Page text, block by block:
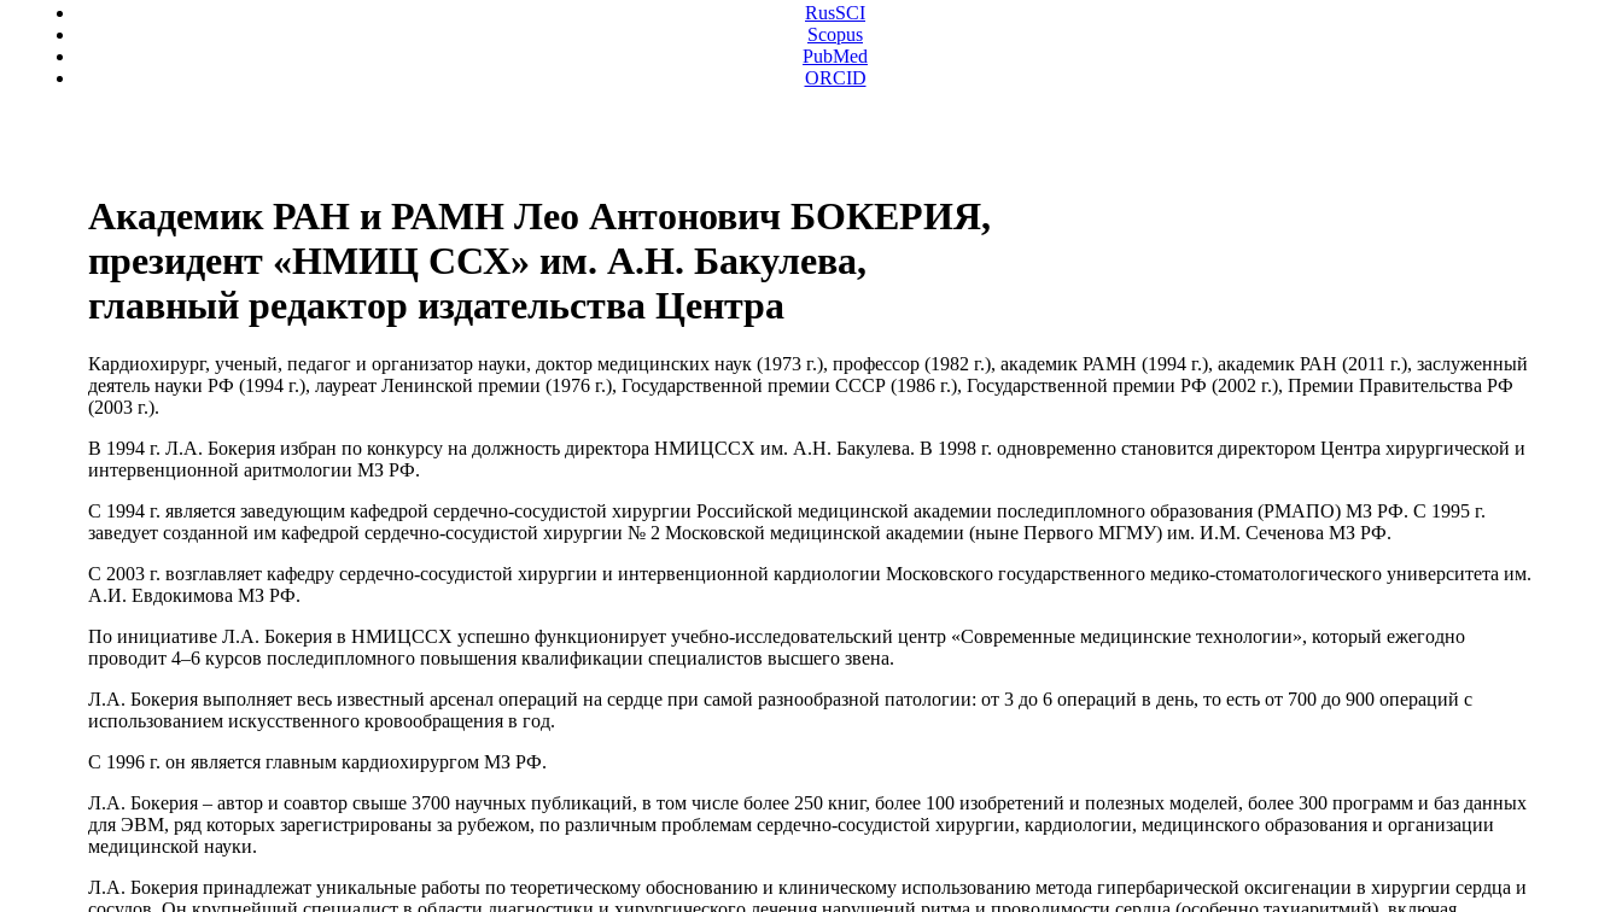
RusSCI
Scopus
PubMed
ORCID
Академик РАН и РАМН Лео Антонович БОКЕРИЯ,
президент «НМИЦ ССХ» им. А.Н. Бакулева,
главный редактор издательства Центра
Кардиохирург, ученый, педагог и организатор науки, доктор медицинских наук (1973 г.), профессор (1982 г.), академик РАМН (1994 г.), академик РАН (2011 г.), заслуженный
деятель науки РФ (1994 г.), лауреат Ленинской премии (1976 г.), Государственной премии СССР (1986 г.), Государственной премии РФ (2002 г.), Премии Правительства РФ
(2003 г.).
В 1994 г. Л.А. Бокерия избран по конкурсу на должность директора НМИЦССХ им. А.Н. Бакулева. В 1998 г. одновременно становится директором Центра хирургической и
интервенционной аритмологии МЗ РФ.
С 1994 г. является заведующим кафедрой сердечно-сосудистой хирургии Российской медицинской академии последипломного образования (РМАПО) МЗ РФ. С 1995 г.
заведует созданной им кафедрой сердечно-сосудистой хирургии № 2 Московской медицинской академии (ныне Первого МГМУ) им. И.М. Сеченова МЗ РФ.
С 2003 г. возглавляет кафедру сердечно-сосудистой хирургии и интервенционной кардиологии Московского государственного медико-стоматологического университета им.
А.И. Евдокимова МЗ РФ.
По инициативе Л.А. Бокерия в НМИЦССХ успешно функционирует учебно-исследовательский центр «Современные медицинские технологии», который ежегодно
проводит 4–6 курсов последипломного повышения квалификации специалистов высшего звена.
Л.А. Бокерия выполняет весь известный арсенал операций на сердце при самой разнообразной патологии: от 3 до 6 операций в день, то есть от 700 до 900 операций с
использованием искусственного кровообращения в год.
С 1996 г. он является главным кардиохирургом МЗ РФ.
Л.А. Бокерия – автор и соавтор свыше 3700 научных публикаций, в том числе более 250 книг, более 100 изобретений и полезных моделей, более 300 программ и баз данных
для ЭВМ, ряд которых зарегистрированы за рубежом, по различным проблемам сердечно-сосудистой хирургии, кардиологии, медицинского образования и организации
медицинской науки.
Л.А. Бокерия принадлежат уникальные работы по теоретическому обоснованию и клиническому использованию метода гипербарической оксигенации в хирургии сердца и